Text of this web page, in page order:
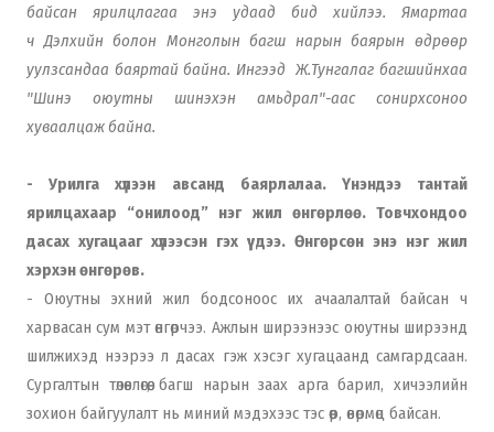
байсан ярилцлагаа энэ удаад бид хийлээ. Ямартаа
чДэлхийн болон Монголын багш нарын баярын өдрөөр
уулзсандаа баяртай байна. Ингээд Ж.Тунгалаг багшийнхаа
"Шинэ оюутны шинэхэн амьдрал"-аас сонирхсоноо
хуваалцаж байна.
- Урилга хүлээн авсанд баярлалаа. Үнэндээ тантай
ярилцахаар “онилоод” нэг жил өнгөрлөө. Товчхондоо
дасах хугацааг хүлээсэн гэх үү дээ. Өнгөрсөн энэ нэг жил
хэрхэн өнгөрөв.
- Оюутны эхний жил бодсоноос их ачаалалтай байсан ч
харвасан сум мэт өнгөрчээ. Ажлын ширээнээс оюутны ширээнд
шилжихэд нээрээ л дасах гэж хэсэг хугацаанд самгардсаан.
Сургалтын төлөвлөгөө, багш нарын заах арга барил, хичээлийн
зохион байгуулалт нь миний мэдэхээс тэс өөр, өвөрмөц байсан.